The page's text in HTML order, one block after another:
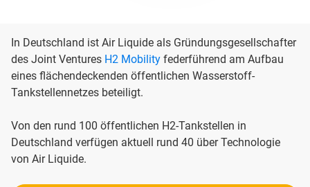
In Deutschland ist Air Liquide als Gründungsgesellschafter
des Joint Ventures H2 Mobility federführend am Aufbau
eines flächendeckenden öffentlichen Wasserstoff-
Tankstellennetzes beteiligt.
Von den rund 100 öffentlichen H2-Tankstellen in
Deutschland verfügen aktuell rund 40 über Technologie
von Air Liquide.